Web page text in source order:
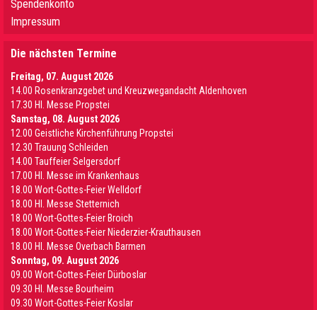
Spendenkonto
Impressum
Die nächsten Termine
Freitag, 07. August 2026
14.00 Rosenkranzgebet und Kreuzwegandacht Aldenhoven
17.30 Hl. Messe Propstei
Samstag, 08. August 2026
12.00 Geistliche Kirchenführung Propstei
12.30 Trauung Schleiden
14.00 Tauffeier Selgersdorf
17.00 Hl. Messe im Krankenhaus
18.00 Wort-Gottes-Feier Welldorf
18.00 Hl. Messe Stetternich
18.00 Wort-Gottes-Feier Broich
18.00 Wort-Gottes-Feier Niederzier-Krauthausen
18.00 Hl. Messe Overbach Barmen
Sonntag, 09. August 2026
09.00 Wort-Gottes-Feier Dürboslar
09.30 HI. Messe Bourheim
09.30 Wort-Gottes-Feier Koslar